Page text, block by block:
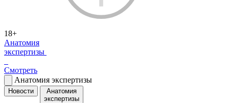
18+
Анатомия
экспертизы
Смотреть
Анатомия экспертизы
Новости
Анатомия
экспертизы